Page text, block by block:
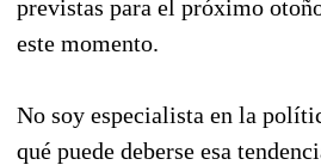
previstas para el próximo
este momento.
No soy especialista en la
qué puede deberse esa